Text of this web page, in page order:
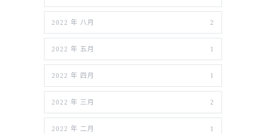
2022 年 八月 2
2022 年 五月 1
2022 年 四月 1
2022 年 三月 2
2022 年 二月 1